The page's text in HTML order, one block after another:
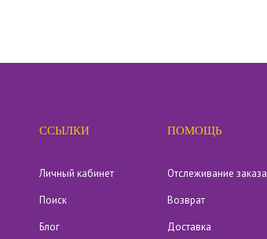
ССЫЛКИ
Личный кабинет
Поиск
Блог
ПОМОЩЬ
Отслеживание заказа
Возврат
Доставка